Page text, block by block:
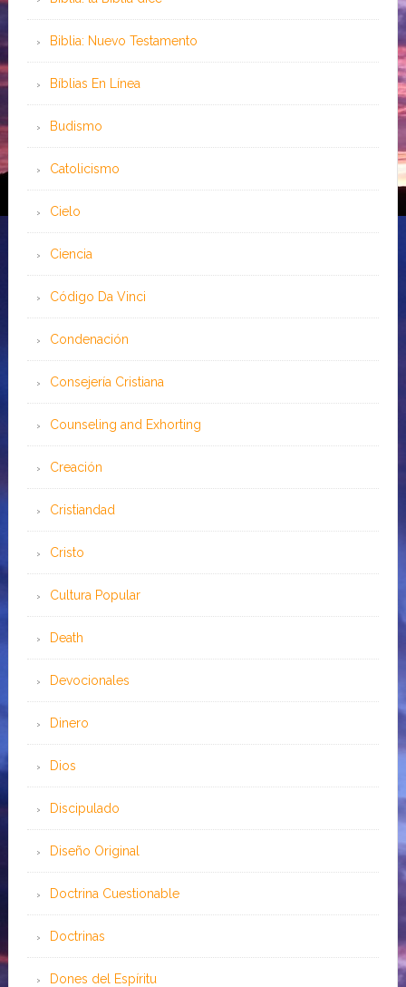
Biblia: Nuevo Testamento
Bíblias En Línea
Budismo
Catolicismo
Cielo
Ciencia
Código Da Vinci
Condenación
Consejería Cristiana
Counseling and Exhorting
Creación
Cristiandad
Cristo
Cultura Popular
Death
Devocionales
Dinero
Dios
Discipulado
Diseño Original
Doctrina Cuestionable
Doctrinas
Dones del Espíritu